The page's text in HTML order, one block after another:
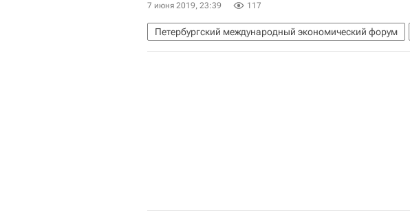
7 июня 2019, 23:39 117
Петербургский международный экономический форум
Российская венчурная компания
Северный